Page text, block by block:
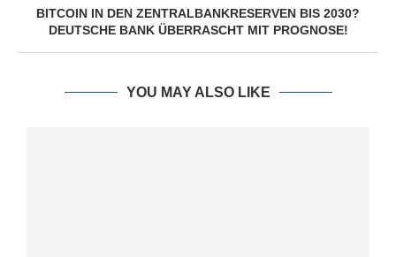
BITCOIN IN DEN ZENTRALBANKRESERVEN BIS 2030?
DEUTSCHE BANK ÜBERRASCHT MIT PROGNOSE!
YOU MAY ALSO LIKE